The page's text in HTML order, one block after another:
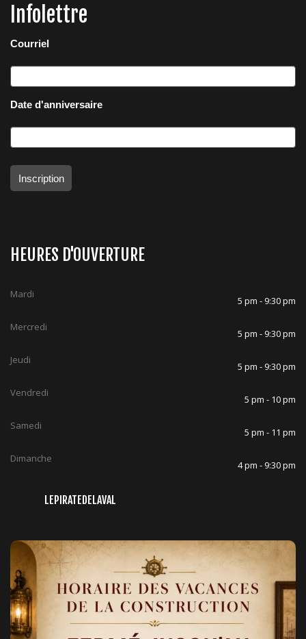
Infolettre
Courriel
Date d'anniversaire
Inscription
HEURES D'OUVERTURE
Mardi
5 pm - 9:30 pm
Mercredi
5 pm - 9:30 pm
Jeudi
5 pm - 9:30 pm
Vendredi
5 pm - 10 pm
Samedi
5 pm - 11 pm
Dimanche
4 pm - 9:30 pm
LEPIRATEDELAVAL